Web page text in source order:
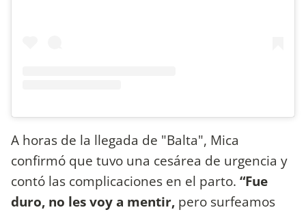
A horas de la llegada de "Balta", Mica
confirmó que tuvo una cesárea de urgencia y
contó las complicaciones en el parto. “Fue
duro, no les voy a mentir, pero surfeamos